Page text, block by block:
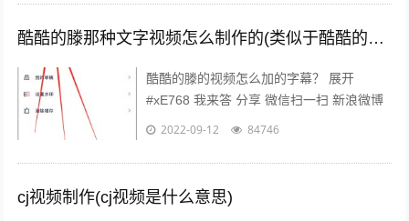
酷酷的滕那种文字视频怎么制作的(类似于酷酷的滕那种视频是怎么做的)
酷酷的滕的视频怎么加的字幕？ 展开
#xE768 我来答 分享 微信扫一扫 新浪微博
空间 举报 浏览30 次 可选中1个或多个下面
2022-09-12 84746
cj视频制作(cj视频是什么意思)